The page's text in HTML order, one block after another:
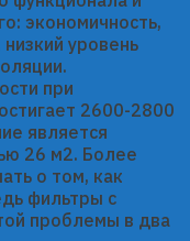
экономичность,
уровень
при
2600-2800
является
26 м2. Более
о том, как
фильтры с
проблемы в два